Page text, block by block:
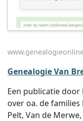
Genealogie Van
Een publicatie door
over oa. de families
Pelt, Van de